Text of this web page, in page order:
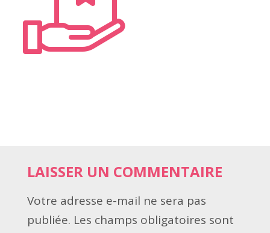
LAISSER UN COMMENTAIRE
Votre adresse e-mail ne sera pas
publiée. Les champs obligatoires sont